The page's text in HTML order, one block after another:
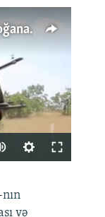
Türkiyənin dönüş nöqtəsi, ya Ərdoğana üçüncü şans: PKK ilə qəfil barışıq nə deməkdir?
360p
və